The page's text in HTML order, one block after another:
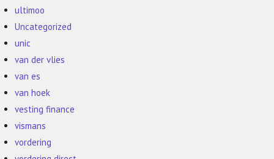
ultimoo
Uncategorized
unic
van der vlies
van es
van hoek
vesting finance
vismans
vordering